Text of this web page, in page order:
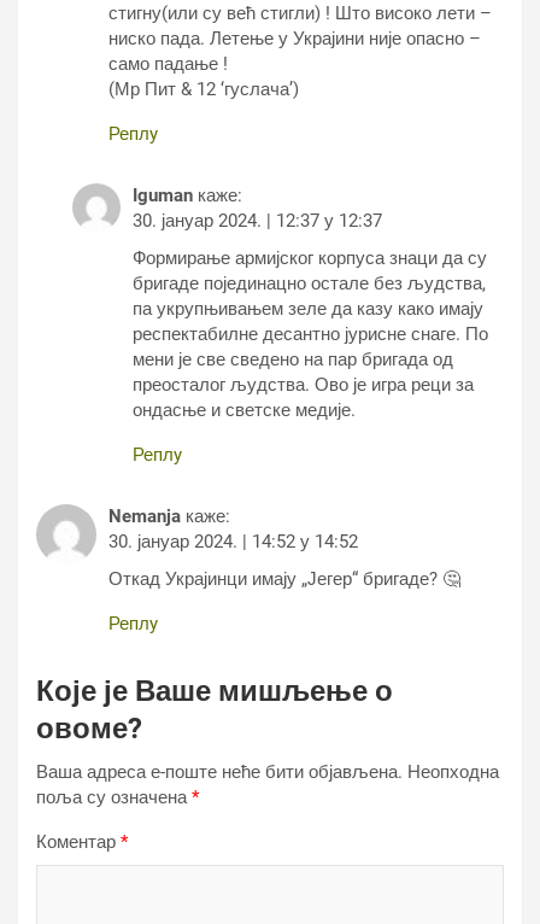
стигну(или су већ стигли) ! Што високо лети –
ниско пада. Летење у Украјини није опасно –
само падање !
(Мр Пит & 12 ‘гуслача’)
Реплy
Iguman каже:
30. јануар 2024. | 12:37 у 12:37
Формирање армијског корпуса знаци да су
бригаде појединацно остале без људства,
па укрупњивањем зеле да казу како имају
респектабилне десантно јурисне снаге. По
мени је све сведено на пар бригада од
преосталог људства. Ово је игра реци за
ондасње и светске медије.
Реплy
Nemanja каже:
30. јануар 2024. | 14:52 у 14:52
Откад Украјинци имају „Јегер“ бригаде? 🤔
Реплy
Које је Ваше мишљење о
овоме?
Ваша адреса е-поште неће бити објављена. Неопходна
поља су означена*
Коментар *